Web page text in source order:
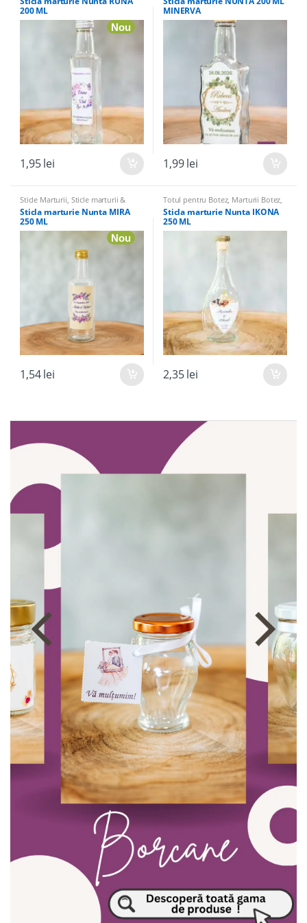
Marturii,Totul pentru Botez
200 ML
Nou
1,95lei
Marturii,Marturii Nunta
MINERVA
1,99lei
Sticle Marturii, Sticle marturii &
Accesorii
Sticla marturie Nunta MIRA
250 ML
Nou
1,54lei
Totul pentru Botez, Marturii Botez,
Sticle marturii & Accesorii ,Sticle
Marturii,Marturii Nunta
Sticla marturie Nunta IKONA
250 ML
2,35lei